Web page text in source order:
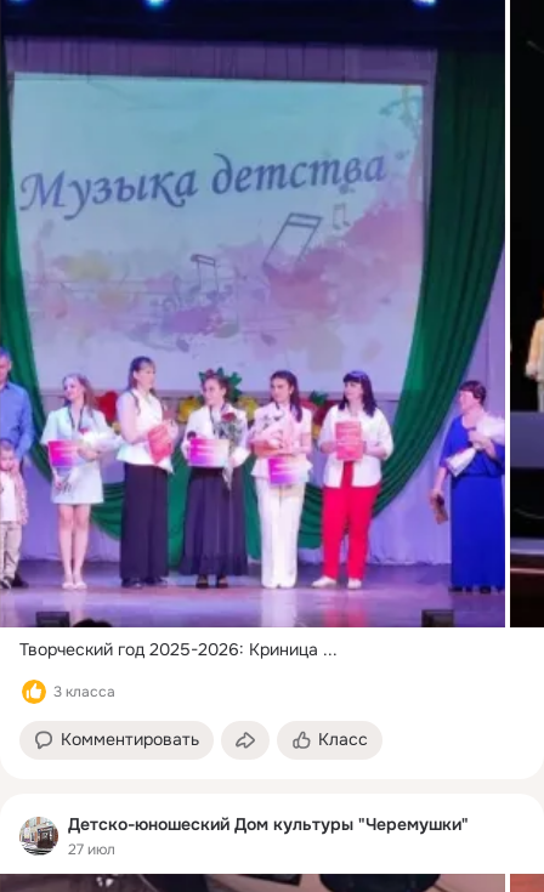
Творческий год 2025-2026: Криница ...
3 класса
Комментировать Класс
Детско-юношеский Дом культуры "Черемушки"
27 июл